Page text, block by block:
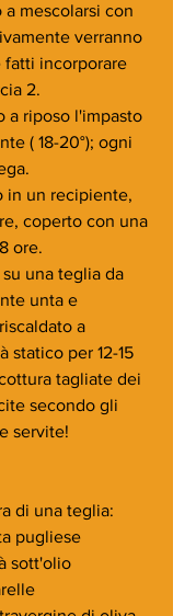
mescolarsi con
verranno
fatti incorporare
2.
a riposo l'impasto
( 18-20°); ogni
in un recipiente,
coperto con una
ore.
una teglia da
unta e
a
statico per 12-15
tagliate dei
secondo gli
servite!
di una teglia:
pugliese
sott'olio